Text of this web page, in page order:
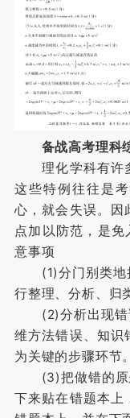
备战高考理科
理化学科有许多
这些特例往往是
心，就会失误。因
点加以防范，是免
意事项
(1)分门别类地
行整理、分析、归
(2)分析出现错
维方法错误、知识
为关键的步骤环节。
(3)把做错的原
下来贴在错题本上